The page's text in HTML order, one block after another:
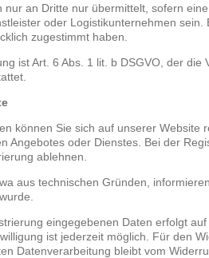
an Dritte nur übermittelt, sofern
oder Logistikunternehmen
zugestimmt haben.
ist Art. 6 Abs. 1 lit. b DSGVO, der
können Sie sich auf unserer
Angebotes oder Dienstes. Bei der
ablehnen.
aus technischen Gründen,
eingegebenen Daten erfolgt
ist jederzeit möglich. Für den
Datenverarbeitung bleibt vom